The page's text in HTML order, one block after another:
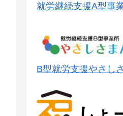
就労継続支援A型事
B型就労支援やさし